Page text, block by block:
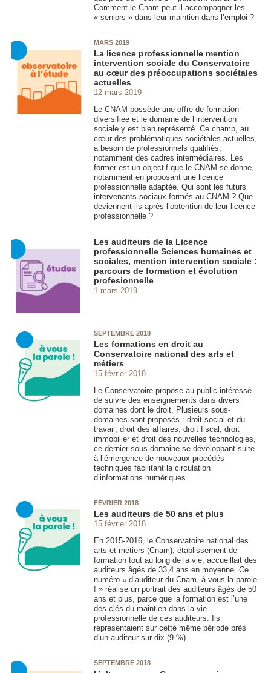
Comment le Cnam peut-il accompagner les
« seniors » dans leur maintien dans l’emploi ?
MARS 2019
La licence professionnelle mention
intervention sociale du Conservatoire
au cœur des préoccupations sociétales
actuelles
12 mars 2019
Le CNAM possède une offre de formation
diversifiée et le domaine de l’intervention
sociale y est bien représenté. Ce champ, au
cœur des problématiques sociétales actuelles,
a besoin de professionnels qualifiés,
notamment des cadres intermédiaires. Les
former est un objectif que le CNAM se donne,
notamment en proposant une licence
professionnelle adaptée. Qui sont les futurs
intervenants sociaux formés au CNAM ? Que
deviennent-ils après l’obtention de leur licence
professionnelle ?
Les auditeurs de la Licence
professionnelle Sciences humaines et
sociales, mention intervention sociale :
parcours de formation et évolution
profesionnelle
1 mars 2019
SEPTEMBRE 2018
Les formations en droit au
Conservatoire national des arts et
métiers
15 février 2018
Le Conservatoire propose au public intéressé
de suivre des enseignements dans divers
domaines dont le droit. Plusieurs sous-
domaines sont proposés : droit social et du
travail, droit des affaires, droit fiscal, droit
immobilier et droit des nouvelles technologies,
ce dernier sous-domaine se développant suite
à l’émergence de nouveaux procédés
techniques facilitant la circulation
d’informations numériques.
FÉVRIER 2018
Les auditeurs de 50 ans et plus
15 février 2018
En 2015-2016, le Conservatoire national des
arts et métiers (Cnam), établissement de
formation tout au long de la vie, accueillait des
auditeurs âgés de 33,4 ans en moyenne. Ce
numéro « d’auditeur du Cnam, à vous la parole
! » réalise un portrait des auditeurs âgés de 50
ans et plus, parce que la formation est l’une
des clés du maintien dans la vie
professionnelle de ces auditeurs. Ils
représentaient sur cette même période près
d’un auditeur sur dix (9 %).
SEPTEMBRE 2018